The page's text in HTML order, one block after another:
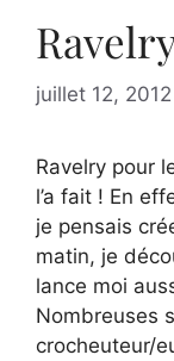
juillet 12, 2012
Ravelry pour
l’a fait ! En
je pensais
matin, je
lance moi
Nombreuses
crocheuteur/